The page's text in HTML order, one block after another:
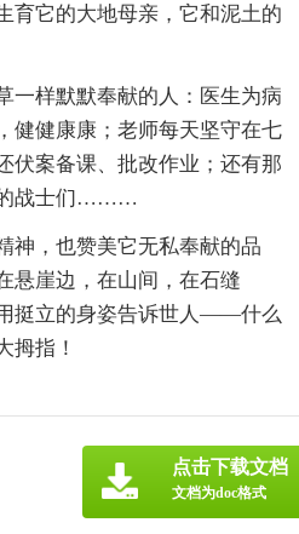
育它的大地母亲，它和泥土的
一样默默奉献的人：医生为病
健健康康；老师每天坚守在七
伏案备课、批改作业；还有那
的战士们………
神，也赞美它无私奉献的品
悬崖边，在山间，在石缝
立的身姿告诉世人——什么
拇指！
点击下载文档
文档为doc格式